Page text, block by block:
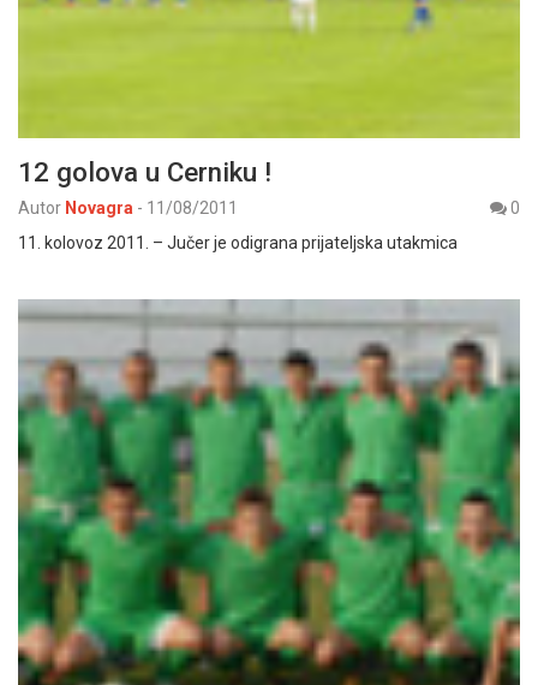
12 golova u Cerniku !
Autor Novagra - 11/08/2011
0
11. kolovoz 2011. – Jučer je odigrana prijateljska utakmica